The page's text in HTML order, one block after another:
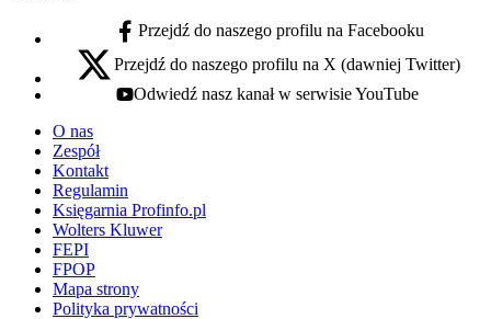
facebook - otwiera się w nowej karcie
Przejdź do naszego profilu na Facebooku
x - otwiera się w nowej karcie
Przejdź do naszego profilu na X (dawniej Twitter)
youtube - otwiera się w nowej karcie
Odwiedź nasz kanał w serwisie YouTube
O nas
Zespół
Kontakt
Regulamin
Księgarnia Profinfo.pl
Wolters Kluwer
FEPI
FPOP
Mapa strony
Polityka prywatności